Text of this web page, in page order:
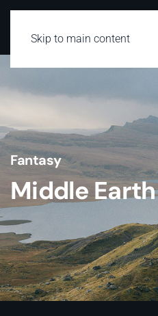
Skip to main content
Fantasy
Middle Earth